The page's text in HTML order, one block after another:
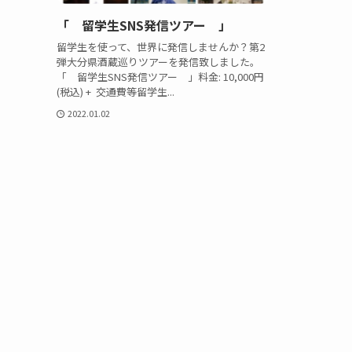
「 留学生SNS発信ツアー 」
留学生を使って、世界に発信しませんか？第2
弾大分県酒蔵巡りツアーを発信致しました。
「 留学生SNS発信ツアー 」料金: 10,000円
(税込) + 交通費等留学生...
2022.01.02